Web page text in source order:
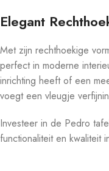
Elegant
Met zijn rechthoekige
perfect in moderne
inrichting heeft of een
voegt een vleugje
Investeer in de Pedro
functionaliteit en kwaliteit